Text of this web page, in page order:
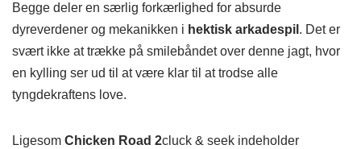
Begge deler en særlig forkærlighed for absurde
dyreverdener og mekanikken i hektisk arkadespil . Det er
svært ikke at trække på smilebåndet over denne jagt, hvor
en kylling ser ud til at være klar til at trodse alle
tyngdekraftens love.
Ligesom Chicken Road 2cluck & seek indeholder